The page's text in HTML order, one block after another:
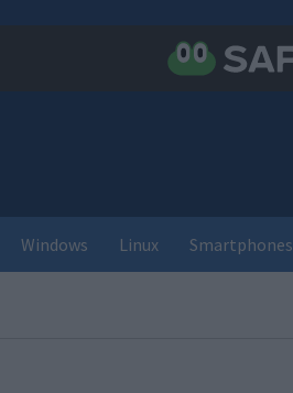
Windows Linux Smartphones